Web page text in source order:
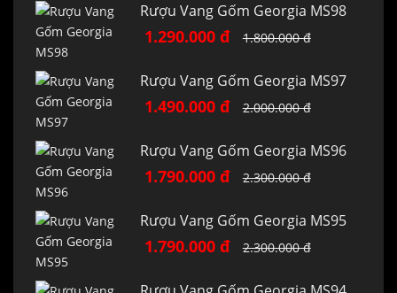
Rượu Vang Gốm Georgia MS98
1.290.000 đ 1.800.000 đ
Rượu Vang Gốm Georgia MS97
1.490.000 đ 2.000.000 đ
Rượu Vang Gốm Georgia MS96
1.790.000 đ 2.300.000 đ
Rượu Vang Gốm Georgia MS95
1.790.000 đ 2.300.000 đ